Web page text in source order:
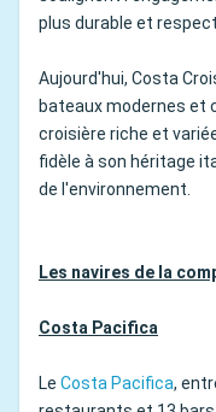
plus durable et
Aujourd'hui, Costa
bateaux modernes et
croisière riche et
fidèle à son héritage
de l'environnement.
Les navires de la
Costa Pacifica
Le Costa Pacifica,